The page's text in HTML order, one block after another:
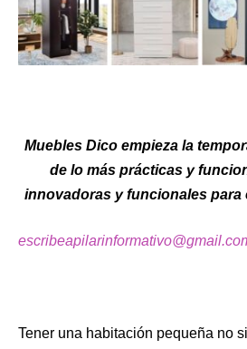
Muebles Dico empieza la
de lo más prácticas y
innovadoras y funcionales
Tener una habitación pequeña no